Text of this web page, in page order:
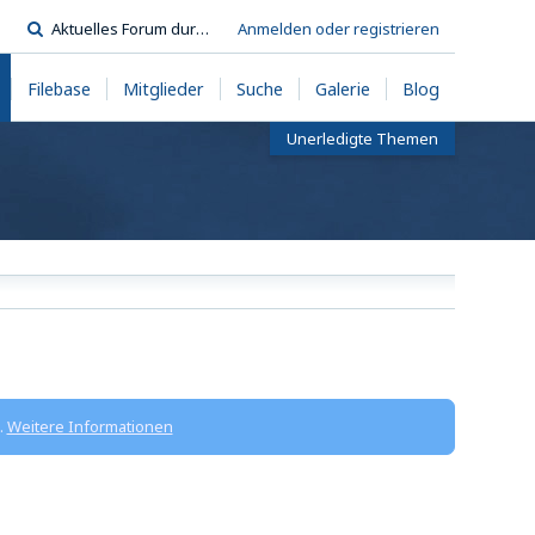
Anmelden oder registrieren
Unerledigte Themen
Filebase Mitglieder Suche Galerie Blog
Weitere Informationen